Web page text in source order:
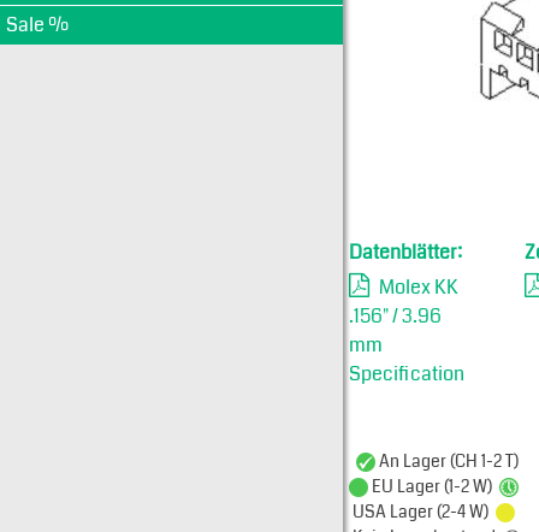
Sale %
Datenblätter:
Molex KK
.156" / 3.96
mm
Specification
An Lager (CH 1-2 T)
EU Lager (1-2 W)
USA Lager (2-4 W)